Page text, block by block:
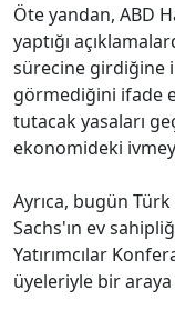
Öte yandan, ABD
yaptığı
sürecine girdiğine
görmediğini ifade
tutacak yasaları
ekonomideki
Ayrıca, bugün
Sachs'ın ev
Yatırımcılar
üyeleriyle bir